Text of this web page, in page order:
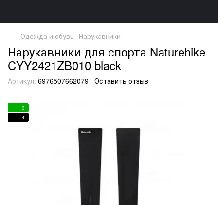
Одежда и обувь Нарукавники
Нарукавники для спорта Naturehike
CYY2421ZB010 black
Артикул: 6976507662079 Оставить отзыв
3
4